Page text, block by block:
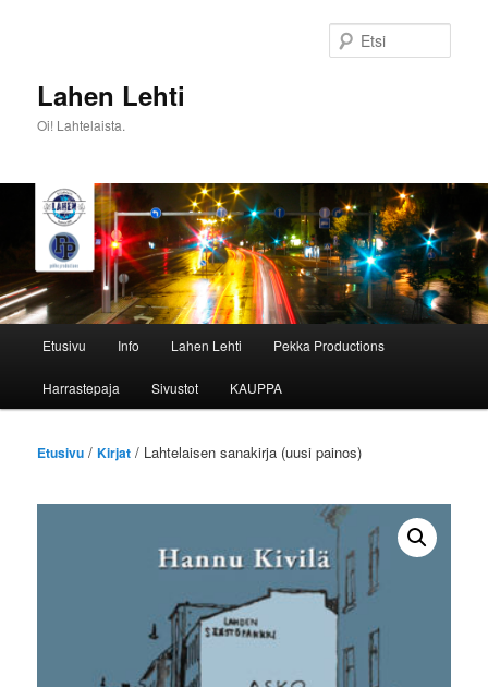
Lahen Lehti
Oi! Lahtelaista.
Etusivu Info Lahen Lehti Pekka Productions
Harrastepaja Sivustot KAUPPA
Etusivu /Kirjat / Lahtelaisen sanakirja (uusi painos)